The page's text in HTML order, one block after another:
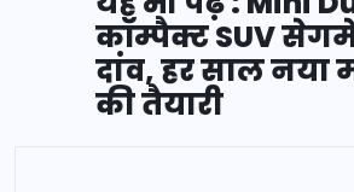
कॉम्पैक्ट SUV
दांव, हर साल नया
की तैयारी